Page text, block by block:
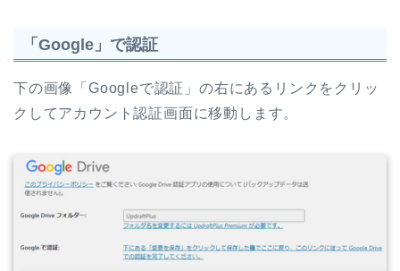
「Google」で認証
下の画像「Googleで認証」の右にあるリンクをクリッ
クしてアカウント認証画面に移動します。